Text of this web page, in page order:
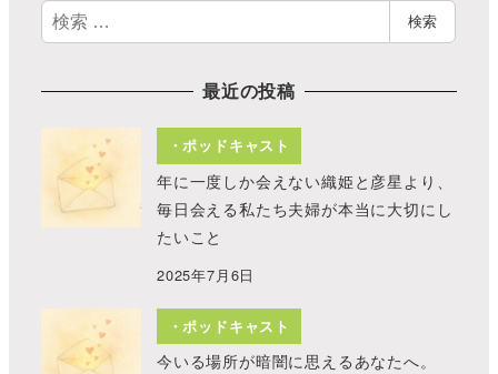
検
索
検索
最近の投稿
・ポッドキャスト
年に一度しか会えない織姫と彦星より、
毎日会える私たち夫婦が本当に大切にし
たいこと
2025年7月6日
・ポッドキャスト
今いる場所が暗闇に思えるあなたへ。